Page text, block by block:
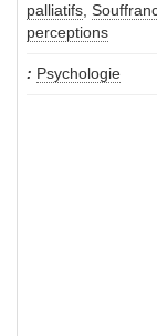
palliatifs,
perceptions
Psychologie